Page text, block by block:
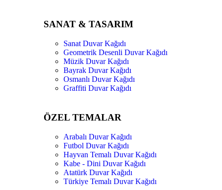
SANAT & TASARIM
Sanat Duvar Kağıdı
Geometrik Desenli Duvar Kağıdı
Müzik Duvar Kağıdı
Bayrak Duvar Kağıdı
Osmanlı Duvar Kağıdı
Graffiti Duvar Kağıdı
ÖZEL TEMALAR
Arabalı Duvar Kağıdı
Futbol Duvar Kağıdı
Hayvan Temalı Duvar Kağıdı
Kabe - Dini Duvar Kağıdı
Atatürk Duvar Kağıdı
Türkiye Temalı Duvar Kağıdı